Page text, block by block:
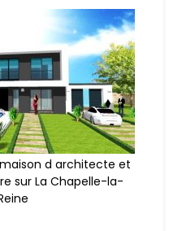
d architecte et
sur La Chapelle-la-